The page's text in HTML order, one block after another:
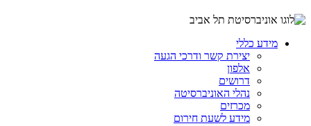
מידע כללי
יצירת קשר ודרכי הגעה
אלפון
דרושים
נהלי האוניברסיטה
מכרזים
מידע לשעת חירום